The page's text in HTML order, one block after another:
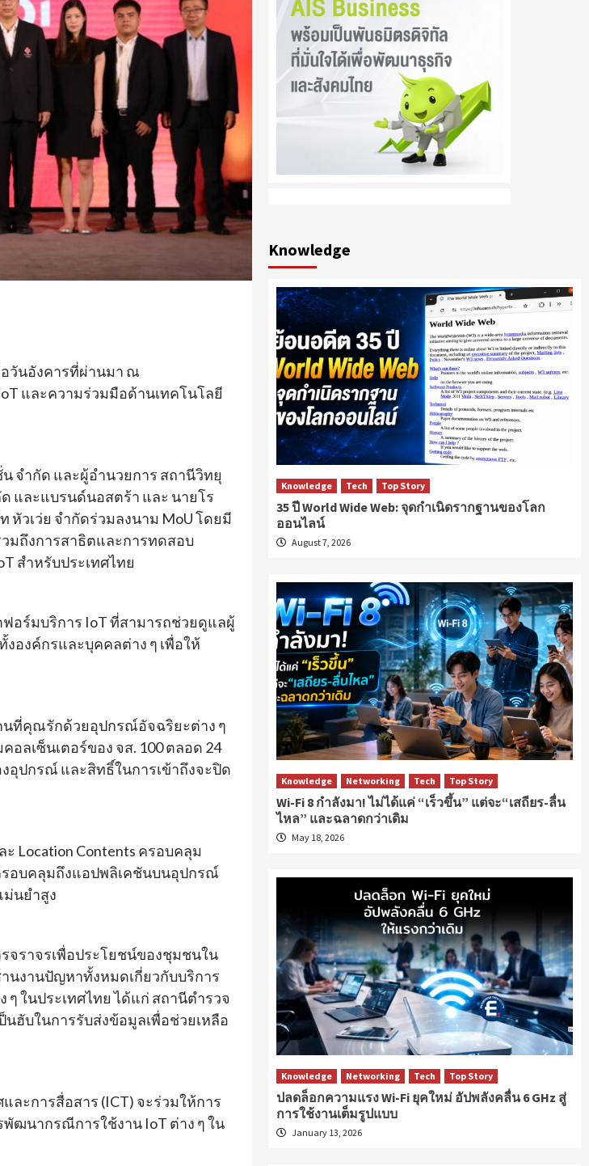
อวันอังคารที่ผ่านมา ณ
และความร่วมมือด้านเทคโนโลยี
จำกัด และผู้อำนวยการ สถานีวิทยุ
และแบรนด์นอสตร้า และ นายโร
หัวเว่ย จำกัดร่วมลงนาม MoU โดยมี
มถึงการสาธิตและการทดสอบ
สำหรับประเทศไทย
ฟอร์มบริการ IoT ที่สามารถช่วยดูแลผู้
องค์กรและบุคคลต่าง ๆ เพื่อให้
นที่คุณรักด้วยอุปกรณ์อัจฉริยะต่าง ๆ
ลเซ็นเตอร์ของ จส. 100 ตลอด 24
ปกรณ์ และสิทธิ์ในการเข้าถึงจะปิด
Location Contents ครอบคลุม
รอบคลุมถึงแอปพลิเคชันบนอุปกรณ์
ม่นยำสูง
จราจรเพื่อประโยชน์ของชุมชนใน
นงานปัญหาทั้งหมดเกี่ยวกับบริการ
ในประเทศไทย ได้แก่ สถานีตำรวจ
นฮับในการรับส่งข้อมูลเพื่อช่วยเหลือ
ละการสื่อสาร (ICT) จะร่วมให้การ
ฒนากรณีการใช้งาน IoT ต่าง ๆ ใน
Knowledge
Knowledge Tech Top Story
35 ปี World Wide Web: จุดกำเนิดรากฐานของโลก
ออนไลน์
August 7, 2026
Knowledge Networking Tech Top Story
Wi-Fi 8 กำลังมา! ไม่ได้แค่ “เร็วขึ้น” แต่จะ“เสถียร-ลื่น
ไหล” และฉลาดกว่าเดิม
May 18, 2026
Knowledge Networking Tech Top Story
ปลดล็อกความแรง Wi-Fi ยุคใหม่ อัปพลังคลื่น 6 GHz สู่
การใช้งานเต็มรูปแบบ
January 13, 2026